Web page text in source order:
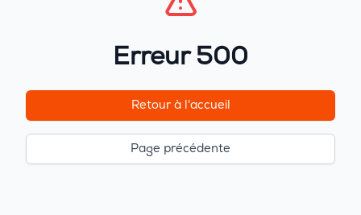
Erreur 500
Retour à l'accueil
Page précédente